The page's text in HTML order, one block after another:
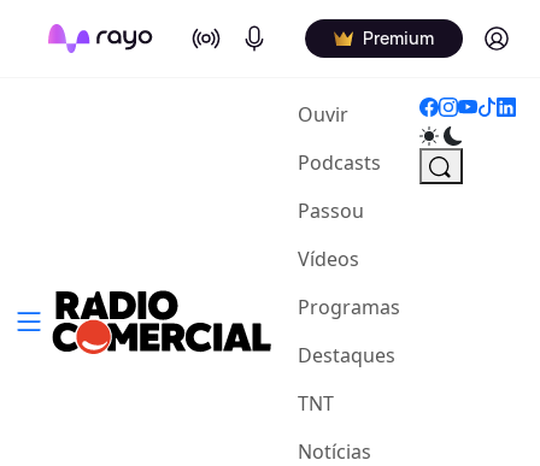
On Air Podcasts Premium Log in
Ouvir(current)
Podcasts
Passou
Vídeos
Programas
Destaques
TNT
Notícias